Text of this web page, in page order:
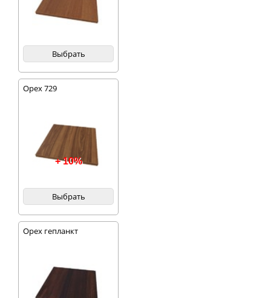
Выбрать
Орех 729
+ 10%
Выбрать
Орех гепланкт